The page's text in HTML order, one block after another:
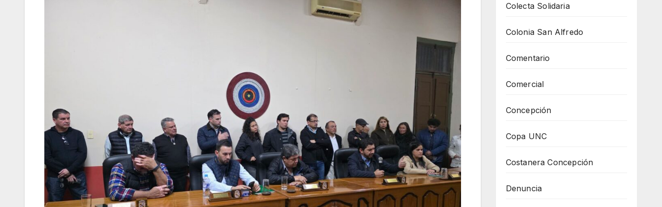
Colecta Solidaria
Colonia San Alfredo
Comentario
Comercial
Concepción
Copa UNC
Costanera Concepción
Denuncia